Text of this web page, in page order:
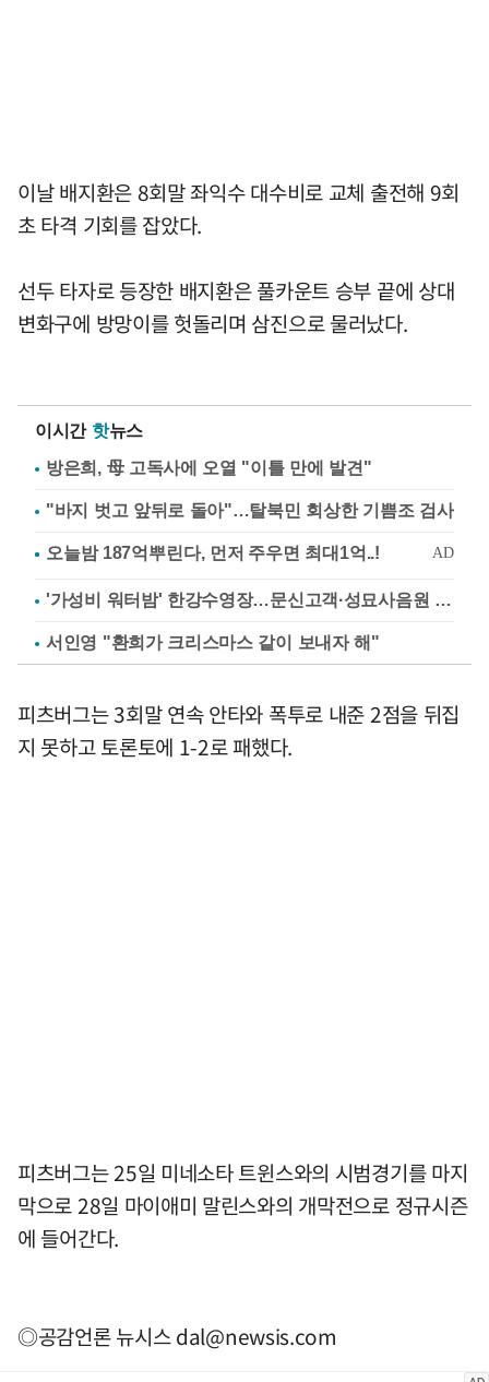
이날 배지환은 8회말 좌익수 대수비로 교체 출전해 9회
초 타격 기회를 잡았다.
선두 타자로 등장한 배지환은 풀카운트 승부 끝에 상대
변화구에 방망이를 헛돌리며 삼진으로 물러났다.
이시간 핫뉴스
방은희, 母 고독사에 오열 "이틀 만에 발견"
"바지 벗고 앞뒤로 돌아"…탈북민 회상한 기쁨조 검사
'가성비 워터밤' 한강수영장…문신고객·성묘사음원 민원
서인영 "환희가 크리스마스 같이 보내자 해"
피츠버그는 3회말 연속 안타와 폭투로 내준 2점을 뒤집
지 못하고 토론토에 1-2로 패했다.
피츠버그는 25일 미네소타 트윈스와의 시범경기를 마지
막으로 28일 마이애미 말린스와의 개막전으로 정규시즌
에 들어간다.
◎공감언론 뉴시스dal@newsis.com